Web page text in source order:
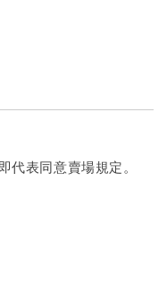
表同意賣場規定。